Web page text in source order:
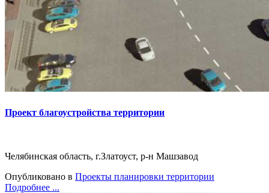
Проект благоустройства территории
Челябинская область, г.Златоуст, р-н Машзавод
Опубликовано в Проекты планировки территории
Подробнее ...